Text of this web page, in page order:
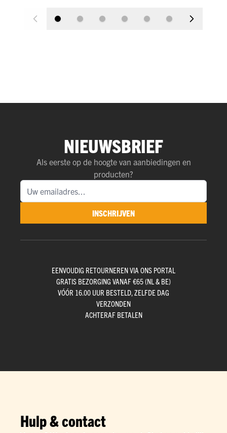
NIEUWSBRIEF
Als eerste op de hoogte van aanbiedingen en
producten?
INSCHRIJVEN
EENVOUDIG RETOURNEREN VIA ONS PORTAL
GRATIS BEZORGING VANAF €65 (NL & BE)
VÓÓR 16.00 UUR BESTELD, ZELFDE DAG
VERZONDEN
ACHTERAF BETALEN
Hulp & contact